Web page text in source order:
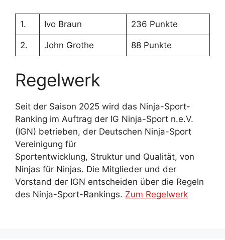
1. Ivo Braun 236 Punkte
2. John Grothe 88 Punkte
Regelwerk
Seit der Saison 2025 wird das Ninja-Sport-
Ranking im Auftrag der IG Ninja-Sport n.e.V.
(IGN) betrieben, der Deutschen Ninja-Sport
Vereinigung für
Sportentwicklung, Struktur und Qualität, von
Ninjas für Ninjas. Die Mitglieder und der
Vorstand der IGN entscheiden über die Regeln
des Ninja-Sport-Rankings. Zum Regelwerk